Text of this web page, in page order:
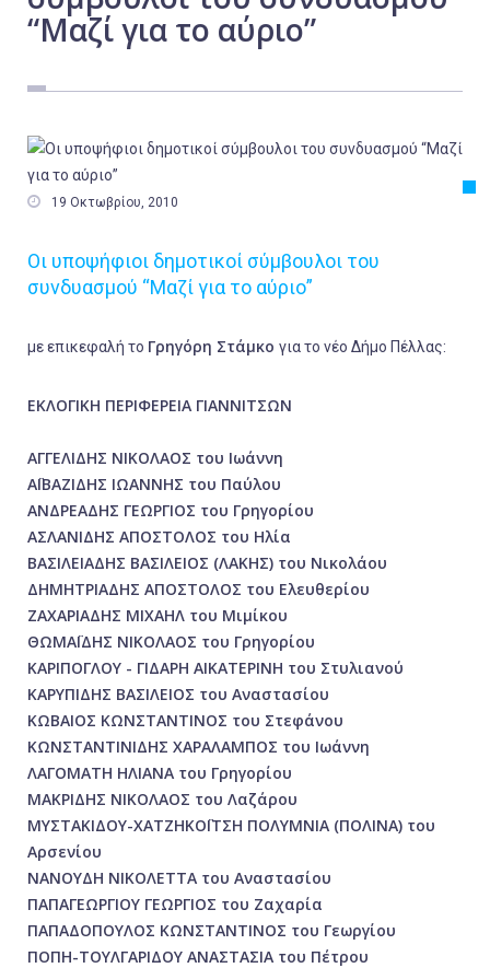
“Μαζί για το αύριο”
 19 Οκτωβρίου, 2010
Οι υποψήφιοι δημοτικοί σύμβουλοι του
συνδυασμού “Μαζί για το αύριο”
με επικεφαλή το Γρηγόρη Στάμκο για το νέο Δήμο Πέλλας:
ΕΚΛΟΓΙΚΗ ΠΕΡΙΦΕΡΕΙΑ ΓΙΑΝΝΙΤΣΩΝ
ΑΓΓΕΛΙΔΗΣ ΝΙΚΟΛΑΟΣ του Ιωάννη
ΑΪΒΑΖΙΔΗΣ ΙΩΑΝΝΗΣ του Παύλου
ΑΝΔΡΕΑΔΗΣ ΓΕΩΡΓΙΟΣ του Γρηγορίου
ΑΣΛΑΝΙΔΗΣ ΑΠΟΣΤΟΛΟΣ του Ηλία
ΒΑΣΙΛΕΙΑΔΗΣ ΒΑΣΙΛΕΙΟΣ (ΛΑΚΗΣ) του Νικολάου
ΔΗΜΗΤΡΙΑΔΗΣ ΑΠΟΣΤΟΛΟΣ του Ελευθερίου
ΖΑΧΑΡΙΑΔΗΣ ΜΙΧΑΗΛ του Μιμίκου
ΘΩΜΑΪΔΗΣ ΝΙΚΟΛΑΟΣ του Γρηγορίου
ΚΑΡΙΠΟΓΛΟΥ - ΓΙΔΑΡΗ ΑΙΚΑΤΕΡΙΝΗ του Στυλιανού
ΚΑΡΥΠΙΔΗΣ ΒΑΣΙΛΕΙΟΣ του Αναστασίου
ΚΩΒΑΙΟΣ ΚΩΝΣΤΑΝΤΙΝΟΣ του Στεφάνου
ΚΩΝΣΤΑΝΤΙΝΙΔΗΣ ΧΑΡΑΛΑΜΠΟΣ του Ιωάννη
ΛΑΓΟΜΑΤΗ ΗΛΙΑΝΑ του Γρηγορίου
ΜΑΚΡΙΔΗΣ ΝΙΚΟΛΑΟΣ του Λαζάρου
ΜΥΣΤΑΚΙΔΟΥ-ΧΑΤΖΗΚΟΪΤΣΗ ΠΟΛΥΜΝΙΑ (ΠΟΛΙΝΑ) του
Αρσενίου
ΝΑΝΟΥΔΗ ΝΙΚΟΛΕΤΤΑ του Αναστασίου
ΠΑΠΑΓΕΩΡΓΙΟΥ ΓΕΩΡΓΙΟΣ του Ζαχαρία
ΠΑΠΑΔΟΠΟΥΛΟΣ ΚΩΝΣΤΑΝΤΙΝΟΣ του Γεωργίου
ΠΟΠΗ-ΤΟΥΛΓΑΡΙΔΟΥ ΑΝΑΣΤΑΣΙΑ του Πέτρου
Εργασία
Αθλητικά